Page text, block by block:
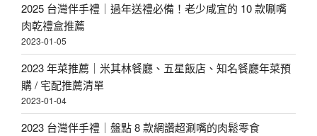
2025 台灣伴手禮｜過年送禮必備！老少咸宜的 10 款唰嘴
肉乾禮盒推薦
2023-01-05
2023 年菜推薦｜米其林餐廳、五星飯店、知名餐廳年菜預
購 / 宅配推薦清單
2023-01-04
2023 台灣伴手禮｜盤點 8 款網讚超涮嘴的肉鬆零食